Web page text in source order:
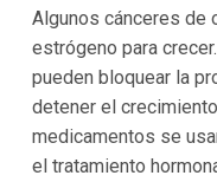
Algunos cánceres de
estrógeno para
pueden bloquear la
detener el
medicamentos se
el tratamiento